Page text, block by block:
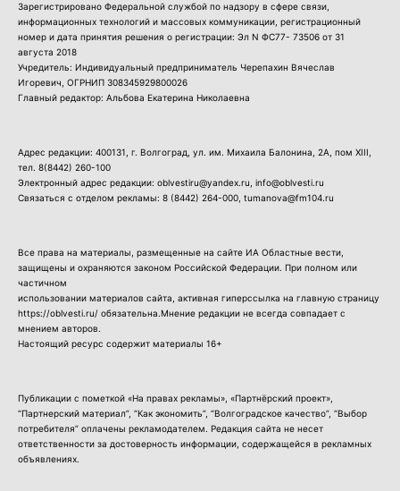
Зарегистрировано Федеральной службой по надзору в сфере связи,
информационных технологий и массовых коммуникации, регистрационный
номер и дата принятия решения о регистрации: Эл N ФС77- 73506 от 31
августа 2018
Учредитель: Индивидуальный предприниматель Черепахин Вячеслав
Игоревич, ОГРНИП 308345929800026
Главный редактор: Альбова Екатерина Николаевна
Адрес редакции: 400131, г. Волгоград, ул. им. Михаила Балонина, 2А, пом XIII,
тел. 8(8442) 260-100
Электронный адрес редакции: oblvestiru@yandex.ru, info@oblvesti.ru
Связаться с отделом рекламы: 8 (8442) 264-000 , tumanova@fm104.ru
Все права на материалы, размещенные на сайте ИА Областные вести,
защищены и охраняются законом Российской Федерации. При полном или
частичном
использовании материалов сайта, активная гиперссылка на главную страницу
https://oblvesti.ru/ обязательна.Мнение редакции не всегда совпадает с
мнением авторов.
Настоящий ресурс содержит материалы 16+
Публикации с пометкой «На правах рекламы», «Партнёрский проект»,
“Партнерский материал”, “Как экономить”, “Волгоградское качество”, “Выбор
потребителя” оплачены рекламодателем. Редакция сайта не несет
ответственности за достоверность информации, содержащейся в рекламных
объявлениях.